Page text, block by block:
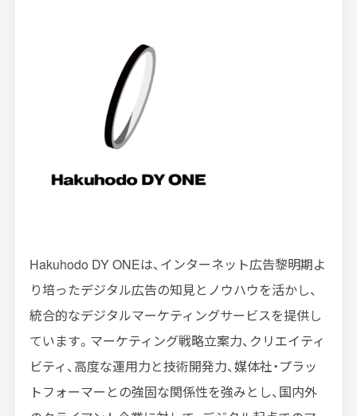
Hakuhodo DY ONEは、インターネット広告黎明期よ
り培ったデジタル広告の知見とノウハウを活かし、
統合的なデジタルマーケティングサービスを提供し
ています。マーケティング戦略立案力、クリエイティ
ビティ、高度な運用力と技術開発力、媒体社・プラッ
トフォーマーとの強固な関係性を強みとし、国内外